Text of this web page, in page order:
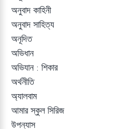
অনুবাদ কাহিনী
অনুবাদ সাহিত্য
অনূদিত
অভিধান
অভিযান : শিকার
অর্থনীতি
অ্যালবাম
আমার স্কুল সিরিজ
উপন্যাস